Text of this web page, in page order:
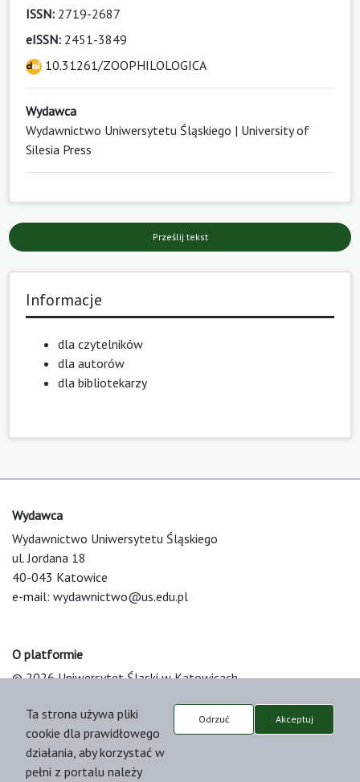
ISSN: 2719-2687
eISSN: 2451-3849
10.31261/ZOOPHILOLOGICA
Wydawca
Wydawnictwo Uniwersytetu Śląskiego | University of
Silesia Press
Prześlij tekst
Informacje
dla czytelników
dla autorów
dla bibliotekarzy
Wydawca
Wydawnictwo Uniwersytetu Śląskiego
ul. Jordana 18
40-043 Katowice
e-mail: wydawnictwo@us.edu.pl
O platformie
© 2026 Uniwersytet Śląski w Katowicach
Platform & Workflow by OJS/PKP
Ta strona używa pliki
cookie dla prawidłowego
działania, aby korzystać w
pełni z portalu należy
Odrzuć Akceptuj